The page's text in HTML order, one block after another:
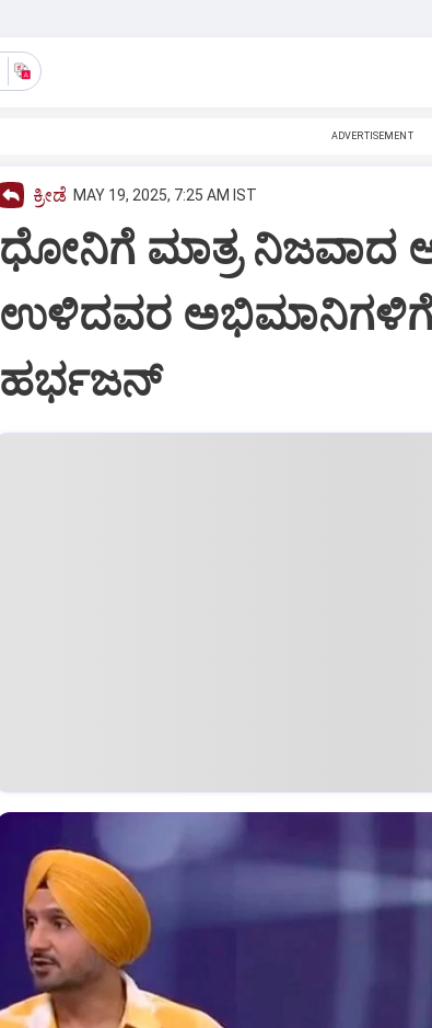
ADVERTISEMENT
ಕ್ರೀಡೆ MAY 19, 2025, 7:25 AM IST
ಧೋನಿಗೆ ಮಾತ್ರ ನಿಜವಾದ
ಉಳಿದವರ ಅಭಿಮಾನಿಗಳಿಗೆ
ಹರ್ಭಜನ್‌